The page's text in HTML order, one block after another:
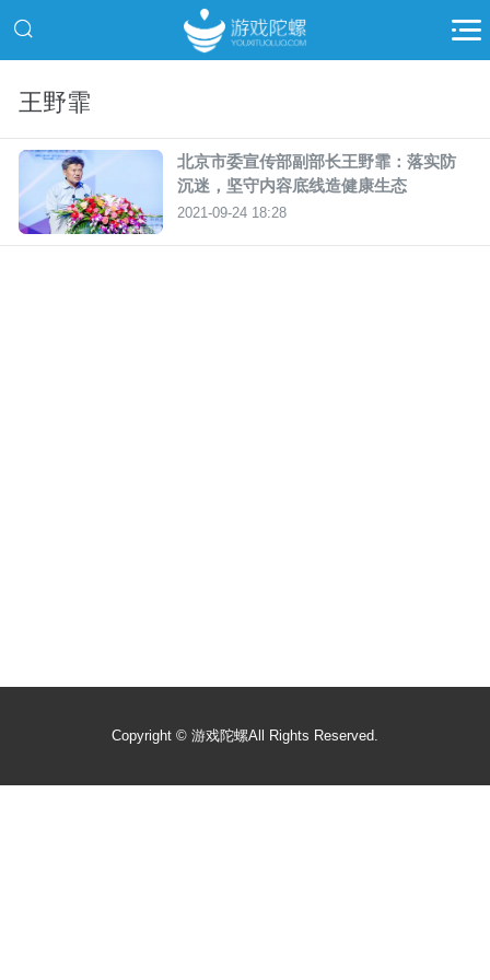
王野霏
北京市委宣传部副部长王野霏：落实防
沉迷，坚守内容底线造健康生态
2021-09-24 18:28
Copyright © 游戏陀螺All Rights Reserved.